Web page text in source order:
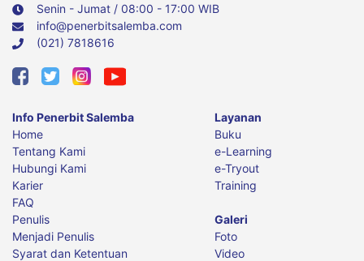
Senin - Jumat / 08:00 - 17:00 WIB
info@penerbitsalemba.com
(021) 7818616
Info Penerbit Salemba
Home
Tentang Kami
Hubungi Kami
Karier
FAQ
Penulis
Menjadi Penulis
Syarat dan Ketentuan
Layanan
Buku
e-Learning
e-Tryout
Training
Galeri
Foto
Video